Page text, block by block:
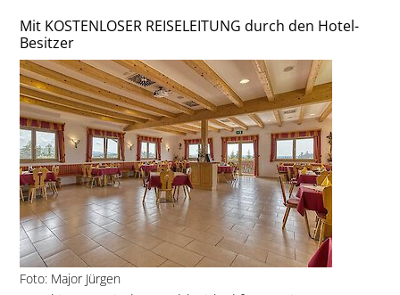
Mit KOSTENLOSER REISELEITUNG durch den Hotel-
Besitzer
Foto: Major Jürgen